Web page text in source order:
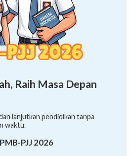
Raih Masa Depan
lanjutkan pendidikan tanpa
waktu.
PJJ 2026